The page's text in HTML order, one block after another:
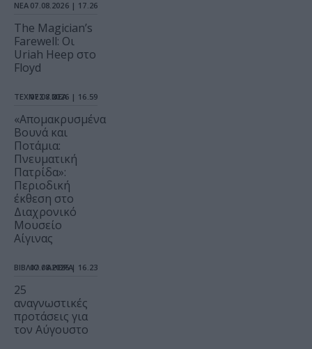
ΝΕΑ 07.08.2026 | 17.26
The Magician’s
Farewell: Οι
Uriah Heep στο
Floyd
ΤΕΧΝΕΣ / ΝΕΑ
07.08.2026 | 16.59
«Απομακρυσμένα
Βουνά και
Ποτάμια:
Πνευματική
Πατρίδα»:
Περιοδική
έκθεση στο
Διαχρονικό
Μουσείο
Αίγινας
ΒΙΒΛΙΟ / ΑΡΘΡΑ
07.08.2026 | 16.23
25
αναγνωστικές
προτάσεις για
τον Αύγουστο